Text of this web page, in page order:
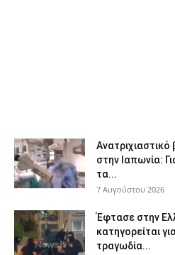
στην Ιαπωνία:
τα...
7 Αυγούστου 2026
Έφτασε στην
κατηγορείται
τραγωδία...